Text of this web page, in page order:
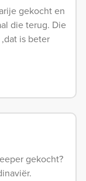
gekocht en
die terug. Die
is beter
gekocht?